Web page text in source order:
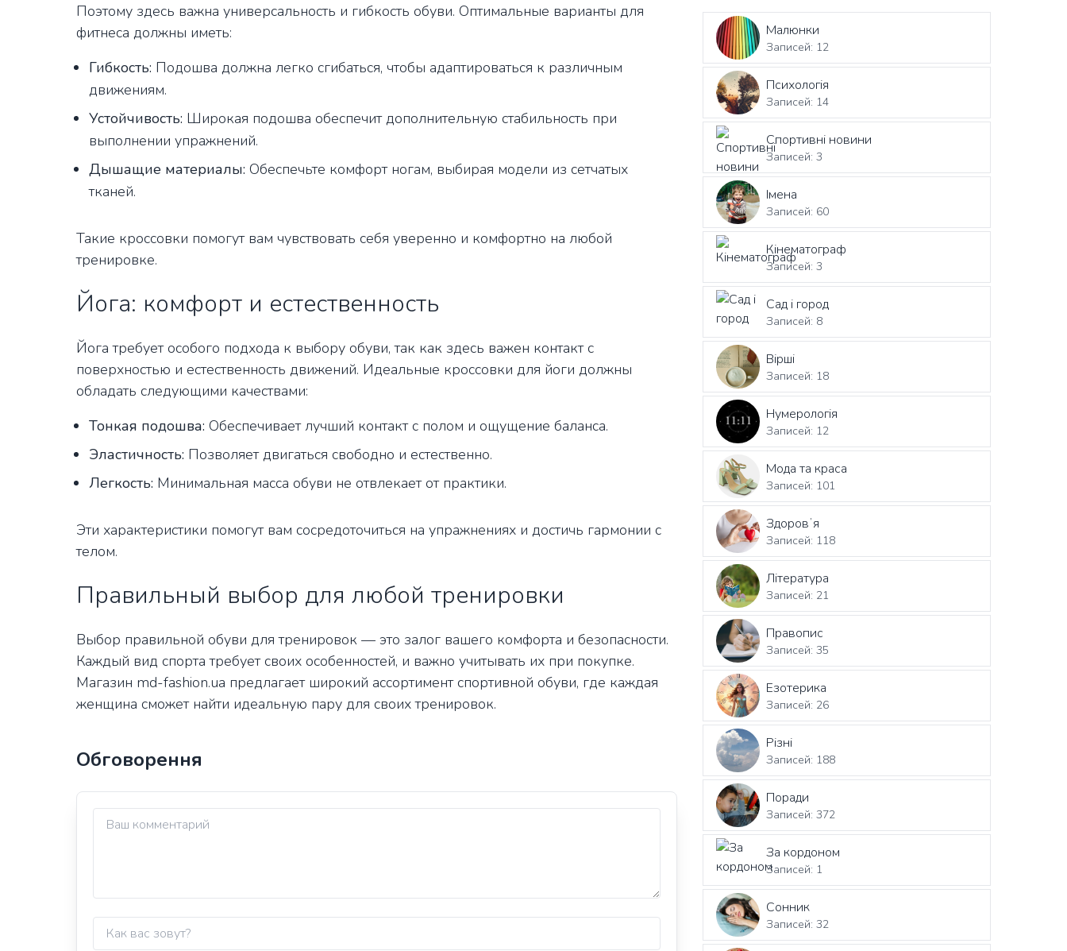
Поэтому здесь важна универсальность и гибкость обуви. Оптимальные варианты для
фитнеса должны иметь:
Гибкость: Подошва должна легко сгибаться, чтобы адаптироваться к различным
движениям.
Устойчивость: Широкая подошва обеспечит дополнительную стабильность при
выполнении упражнений.
Дышащие материалы: Обеспечьте комфорт ногам, выбирая модели из сетчатых
тканей.
Такие кроссовки помогут вам чувствовать себя уверенно и комфортно на любой
тренировке.
Йога: комфорт и естественность
Йога требует особого подхода к выбору обуви, так как здесь важен контакт с
поверхностью и естественность движений. Идеальные кроссовки для йоги должны
обладать следующими качествами:
Тонкая подошва: Обеспечивает лучший контакт с полом и ощущение баланса.
Эластичность: Позволяет двигаться свободно и естественно.
Легкость: Минимальная масса обуви не отвлекает от практики.
Эти характеристики помогут вам сосредоточиться на упражнениях и достичь гармонии с
телом.
Правильный выбор для любой тренировки
Выбор правильной обуви для тренировок — это залог вашего комфорта и безопасности.
Каждый вид спорта требует своих особенностей, и важно учитывать их при покупке.
Магазин md-fashion.ua предлагает широкий ассортимент спортивной обуви, где каждая
женщина сможет найти идеальную пару для своих тренировок.
Обговорення
Малюнки
Записей: 12
Психологія
Записей: 14
Спортивні новини
Записей: 3
Імена
Записей: 60
Кінематограф
Записей: 3
Сад і город
Записей: 8
Вірші
Записей: 18
Нумерологія
Записей: 12
Мода та краса
Записей: 101
Здоровʼя
Записей: 118
Література
Записей: 21
Правопис
Записей: 35
Езотерика
Записей: 26
Різні
Записей: 188
Поради
Записей: 372
За кордоном
Записей: 1
Сонник
Записей: 32